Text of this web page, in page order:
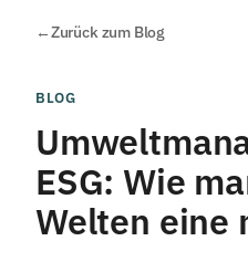
←Zurück zum Blog
BLOG
ESG: Wie
Welten eine